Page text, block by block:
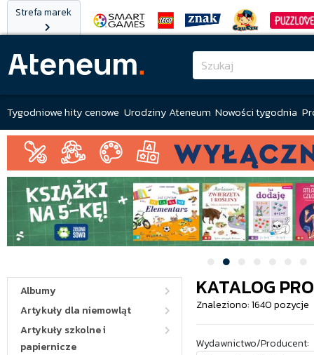
Strefa marek
Tygodniowe hity cenowe Urodziny Ateneum Nowości tygodnia
Albumy
Artykuły dla niemowląt
Artykuły szkolne i
papiernicze
KATALOG
Znaleziono: 1640 pozycje
Wydawnictwo/Producent: